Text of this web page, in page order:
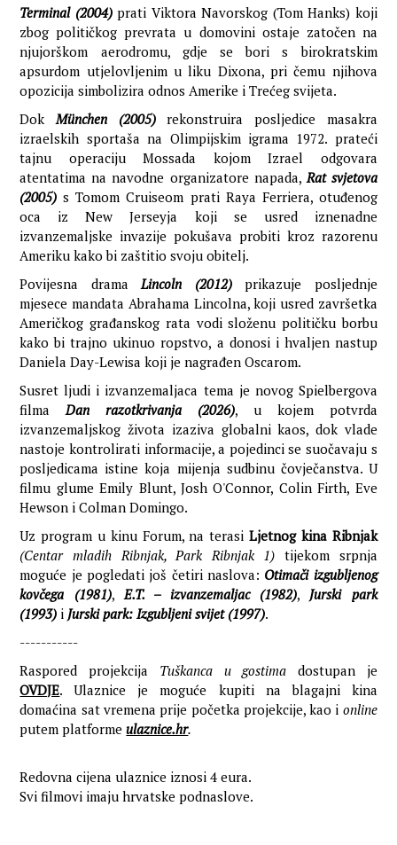
Terminal (2004)prati Viktora Navorskog (Tom Hanks) koji
zbog političkog prevrata u domovini ostaje zatočen na
njujorškom aerodromu, gdje se bori s birokratskim
apsurdom utjelovljenim u liku Dixona, pri čemu njihova
opozicija simbolizira odnos Amerike i Trećeg svijeta.
DokMünchen (2005)rekonstruira posljedice masakra
izraelskih sportaša na Olimpijskim igrama 1972. prateći
tajnu operaciju Mossada kojom Izrael odgovara
atentatima na navodne organizatore napada, Rat svjetova
(2005) s Tomom Cruiseom prati Raya Ferriera, otuđenog
oca iz New Jerseyja koji se usred iznenadne
izvanzemaljske invazije pokušava probiti kroz razorenu
Ameriku kako bi zaštitio svoju obitelj.
Povijesna dramaLincoln (2012)prikazuje posljednje
mjesece mandata Abrahama Lincolna, koji usred završetka
Američkog građanskog rata vodi složenu političku borbu
kako bi trajno ukinuo ropstvo, a donosi i hvaljen nastup
Daniela Day-Lewisa koji je nagrađen Oscarom.
Susret ljudi i izvanzemaljaca tema je novog Spielbergova
filmaDan razotkrivanja (2026), u kojem potvrda
izvanzemaljskog života izaziva globalni kaos, dok vlade
nastoje kontrolirati informacije, a pojedinci se suočavaju s
posljedicama istine koja mijenja sudbinu čovječanstva. U
filmu glume Emily Blunt, Josh O'Connor, Colin Firth, Eve
Hewson i Colman Domingo.
Uz program u kinu Forum, na terasi Ljetnog kina Ribnjak
(Centar mladih Ribnjak, Park Ribnjak 1) tijekom srpnja
moguće je pogledati još četiri naslova: Otimači izgubljenog
kovčega (1981), E.T. – izvanzemaljac (1982), Jurski park
(1993) i Jurski park: Izgubljeni svijet (1997).
-----------
Raspored projekcija Tuškanca u gostima dostupan je
OVDJE. Ulaznice je moguće kupiti na blagajni kina
domaćina sat vremena prije početka projekcije, kao i online
putem platformeulaznice.hr.
Redovna cijena ulaznice iznosi 4 eura.
Svi filmovi imaju hrvatske podnaslove.